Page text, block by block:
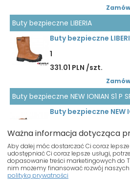
Zamów
Buty bezpieczne LIBERIA
Buty bezpieczne
1
331.01 PLN /szt.
Zamów
Buty bezpieczne NEW IONIAN S1 P
Buty bezpieczne NEW
204.14 PLN /szt.
Zamów
Buty bezpieczne NEW JACKSON S3
Ważna informacja dotycząca
Aby dalej móc dostarczać Ci coraz
udostępniać Ci coraz lepsze usługi,
dopasowanie treści marketingowych do
nim możemy finansować rozwój naszych
polityką prywatności